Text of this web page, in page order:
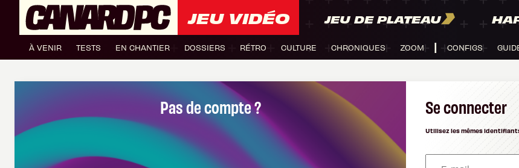
JEU VIDÉO JEU DE PLATEAU
À VENIR TESTS EN CHANTIER DOSSIERS RÉTRO CULTURE CHRONIQUES ZOOM CONFIGS
Pas de compte ? Se connecter
Utilisez les mêmes